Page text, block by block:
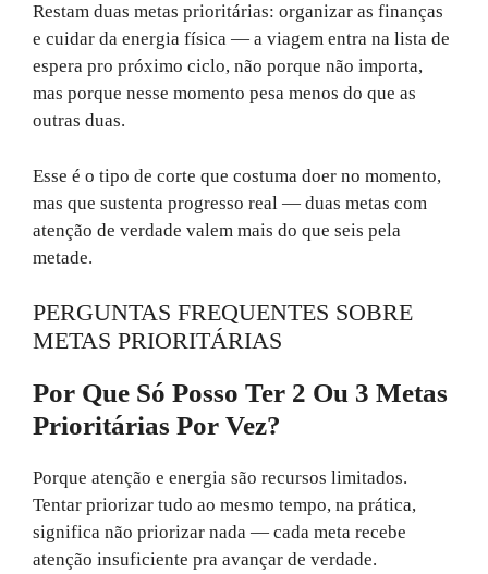
Restam duas metas prioritárias: organizar as finanças
e cuidar da energia física — a viagem entra na lista de
espera pro próximo ciclo, não porque não importa,
mas porque nesse momento pesa menos do que as
outras duas.
Esse é o tipo de corte que costuma doer no momento,
mas que sustenta progresso real — duas metas com
atenção de verdade valem mais do que seis pela
metade.
PERGUNTAS FREQUENTES SOBRE
METAS PRIORITÁRIAS
Por Que Só Posso Ter 2 Ou 3 Metas
Prioritárias Por Vez?
Porque atenção e energia são recursos limitados.
Tentar priorizar tudo ao mesmo tempo, na prática,
significa não priorizar nada — cada meta recebe
atenção insuficiente pra avançar de verdade.